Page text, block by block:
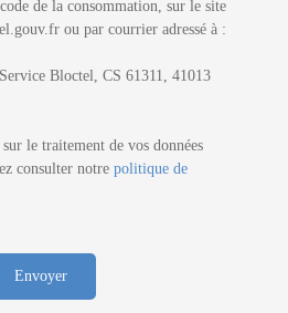
de la consommation, sur le site
ou par courrier adressé à :
Bloctel, CS 61311, 41013
le traitement de vos données
consulter notre politique de
Envoyer